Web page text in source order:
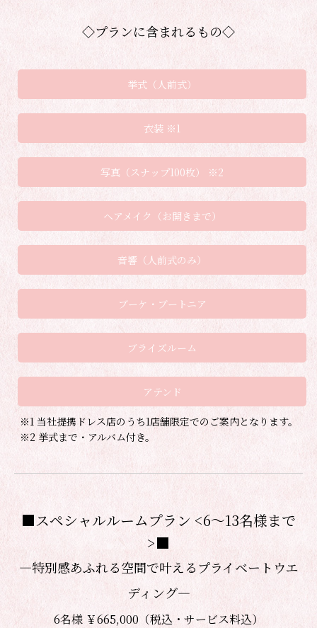
◇プランに含まれるもの◇
挙式（人前式）
衣装 ※1
写真（スナップ100枚） ※2
ヘアメイク（お開きまで）
音響（人前式のみ）
ブーケ・ブートニア
ブライズルーム
アテンド
※1 当社提携ドレス店のうち1店舗限定でのご案内となります。
※2 挙式まで・アルバム付き。
■スペシャルルームプラン <6～13名様まで
>■
―特別感あふれる空間で叶えるプライベートウエ
ディング―
6名様 ￥665,000（税込・サービス料込）